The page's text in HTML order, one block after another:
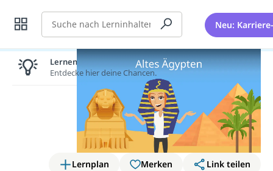
Suche Neu:
Lernplan Merken
Link teilen
Lernen lohnt sich!
Entdecke hier deine Chancen.